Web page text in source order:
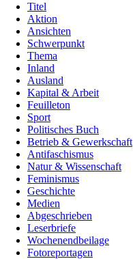
Titel
Aktion
Ansichten
Schwerpunkt
Thema
Inland
Ausland
Kapital & Arbeit
Feuilleton
Sport
Politisches Buch
Betrieb & Gewerkschaft
Antifaschismus
Natur & Wissenschaft
Feminismus
Geschichte
Medien
Abgeschrieben
Leserbriefe
Wochenendbeilage
Fotoreportagen